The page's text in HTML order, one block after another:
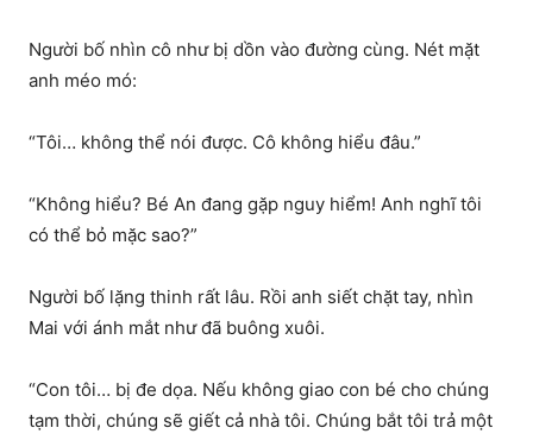
Người bố nhìn cô như bị dồn vào đường cùng. Nét mặt
anh méo mó:
“Tôi… không thể nói được. Cô không hiểu đâu.”
“Không hiểu? Bé An đang gặp nguy hiểm! Anh nghĩ tôi
có thể bỏ mặc sao?”
Người bố lặng thinh rất lâu. Rồi anh siết chặt tay, nhìn
Mai với ánh mắt như đã buông xuôi.
“Con tôi… bị đe dọa. Nếu không giao con bé cho chúng
tạm thời, chúng sẽ giết cả nhà tôi. Chúng bắt tôi trả một